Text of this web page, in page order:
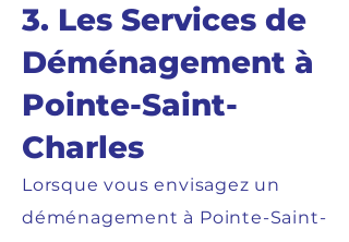
3. Les Services de
Déménagement à
Pointe-Saint-
Charles
Lorsque vous envisagez un
déménagement à Pointe-Saint-